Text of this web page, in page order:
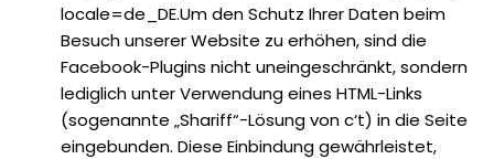
locale=de_DE.Um den Schutz Ihrer Daten beim
Besuch unserer Website zu erhöhen, sind die
Facebook-Plugins nicht uneingeschränkt, sondern
lediglich unter Verwendung eines HTML-Links
(sogenannte „Shariff“-Lösung von c‘t) in die Seite
eingebunden. Diese Einbindung gewährleistet,